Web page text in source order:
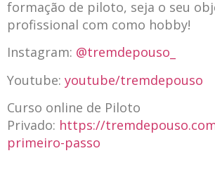
formação de piloto, seja o seu
profissional com como hobby!
Instagram: @tremdepouso_
Youtube: youtube/tremdepouso
Curso online de Piloto
Privado: https://
primeiro-passo